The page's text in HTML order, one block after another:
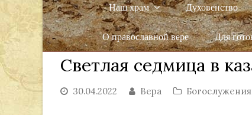
Наш храм Духовенство
О православной вере Для
Светлая седмица в
30.04.2022 Вера Богослужения